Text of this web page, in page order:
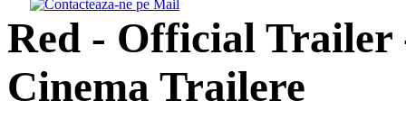
Red - Official Trailer
Cinema Trailere